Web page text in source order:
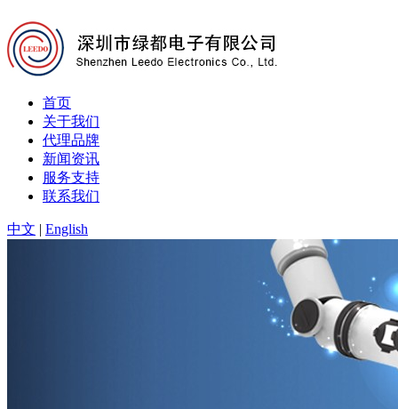
首页
关于我们
代理品牌
新闻资讯
服务支持
联系我们
中文 | English